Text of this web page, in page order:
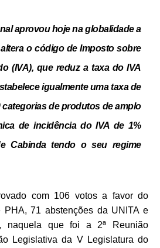
aprovou hoje na globalidade a
o código de Imposto sobre
(IVA), que reduz a taxa do IVA
igualmente uma taxa de
categorias de produtos de amplo
de incidência do IVA de 1%
Cabinda tendo o seu regime
com 106 votos a favor do
PHA, 71 abstenções da UNITA e
naquela que foi a 2ª Reunião
Legislativa da V Legislatura do